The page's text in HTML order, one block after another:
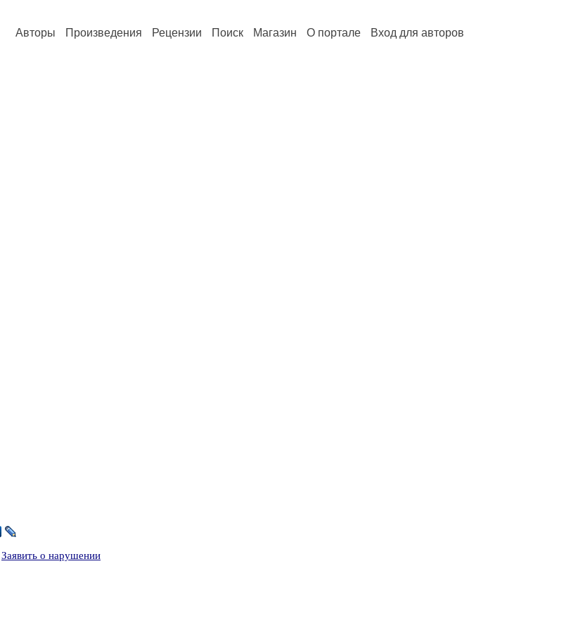
Авторы Произведения Рецензии Поиск Магазин О портале Вход для авторов
Заявить о нарушении